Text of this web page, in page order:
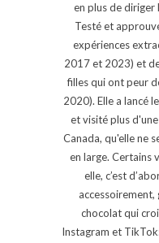
en plus de diriger
Testé et
expériences
2017 et 2023) et
filles qui ont peur
2020). Elle a lancé
et visité plus
Canada, qu'elle ne
en large. Certains
elle, c’est
chocolat qui
Instagram et